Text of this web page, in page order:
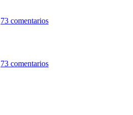
73 comentarios
73 comentarios